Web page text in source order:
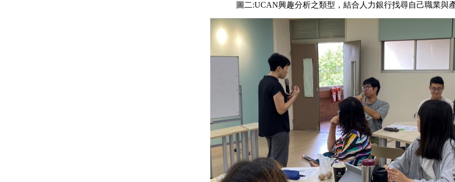
圖二:UCAN興趣分析之類型，結合人力銀行找尋自己職業與